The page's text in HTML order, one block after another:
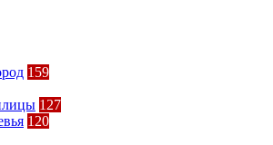
159
127
120